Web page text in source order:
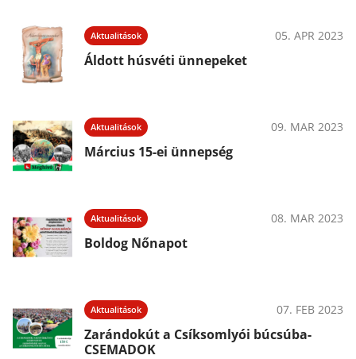
Aktualitások 05. APR 2023
Áldott húsvéti ünnepeket
Aktualitások 09. MAR 2023
Március 15-ei ünnepség
Aktualitások 08. MAR 2023
Boldog Nőnapot
Aktualitások 07. FEB 2023
Zarándokút a Csíksomlyói búcsúba-
CSEMADOK